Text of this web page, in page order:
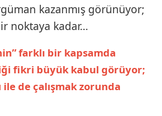
kazanmış görünüyor;
noktaya kadar…
farklı bir kapsamda
fikri büyük kabul görüyor;
de çalışmak zorunda